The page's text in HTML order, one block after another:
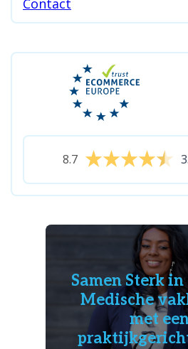
Contact
8.7
Samen Sterk in
Medische
met